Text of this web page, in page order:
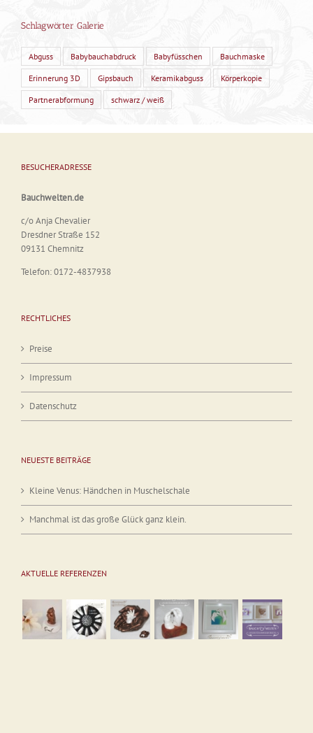
Schlagwörter Galerie
Abguss Babybauchabdruck Babyfüsschen Bauchmaske
Erinnerung 3D Gipsbauch Keramikabguss Körperkopie
Partnerabformung schwarz / weiß
BESUCHERADRESSE
Bauchwelten.de
c/o Anja Chevalier
Dresdner Straße 152
09131 Chemnitz
Telefon: 0172-4837938
RECHTLICHES
Preise
Impressum
Datenschutz
NEUESTE BEITRÄGE
Kleine Venus: Händchen in Muschelschale
Manchmal ist das große Glück ganz klein.
AKTUELLE REFERENZEN